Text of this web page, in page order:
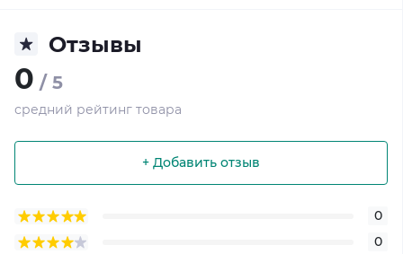
Отзывы
0 / 5
средний рейтинг товара
+ Добавить отзыв
0
0